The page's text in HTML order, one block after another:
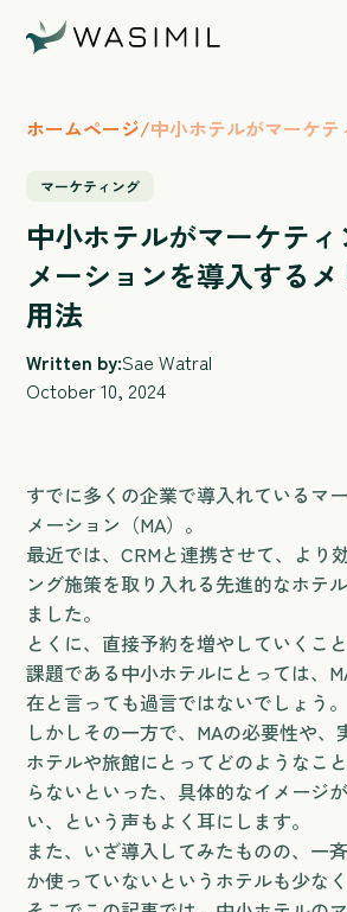
ホームページ/中小ホテルがマーケテ
ションを導入するメリ
マーケティング
中小ホテルがマーケテ
メーションを導入する
用法
Written by:Sae Watral
October 10, 2024
すでに多くの企業で導入れているマ
メーション（MA）。
最近では、CRMと連携させて、より
ング施策を取り入れる先進的なホテ
ました。
とくに、直接予約を増やしていくこ
課題である中小ホテルにとっては、
在と言っても過言ではないでしょう。
しかしその一方で、MAの必要性や、
ホテルや旅館にとってどのようなこ
らないといった、具体的なイメージ
い、という声もよく耳にします。
また、いざ導入してみたものの、一
か使っていないというホテルも少な